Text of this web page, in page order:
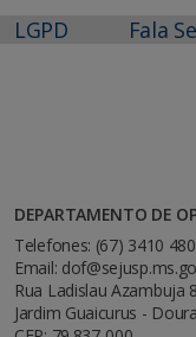
LGPD Fala
DEPARTAMENTO DE
Telefones: (67) 3410
Email:
Rua Ladislau Azambuja
Jardim Guaicurus -